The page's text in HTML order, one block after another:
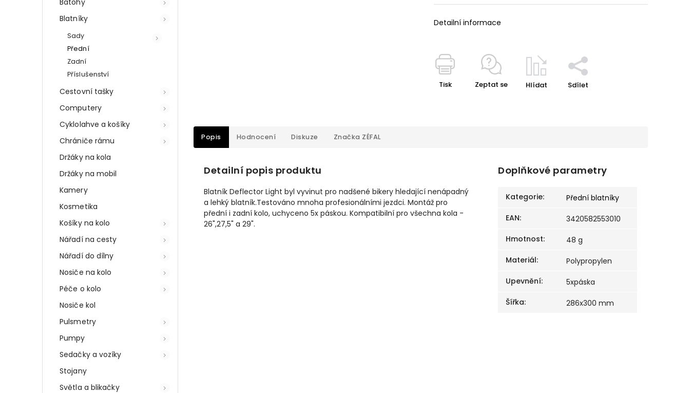
Blatníky
Sady
Přední
Zadní
Příslušenství
Cestovní tašky
Computery
Cyklolahve a košíky
Chrániče rámu
Držáky na kola
Držáky na mobil
Kamery
Kosmetika
Košíky na kolo
Nářadí na cesty
Nářadí do dílny
Nosiče na kolo
Péče o kolo
Nosiče kol
Pulsmetry
Pumpy
Sedačky a vozíky
Stojany
Světla a blikačky
Detailní informace
Tisk Zeptat se Hlídat Sdílet
Popis Hodnocení Diskuze Značka ZÉFAL
Detailní popis produktu
Blatník Deflector Light byl vyvinut pro nadšené bikery hledající nenápadný
a lehký blatník.Testováno mnoha profesionálními jezdci. Montáž pro
přední i zadní kolo, uchyceno 5x páskou. Kompatibilní pro všechna kola -
26",27,5" a 29".
Doplňkové parametry
Kategorie:
Přední blatníky
EAN:
3420582553010
Hmotnost:
48 g
Materiál:
Polypropylen
Upevnění:
5xpáska
Šířka: 286x300 mm